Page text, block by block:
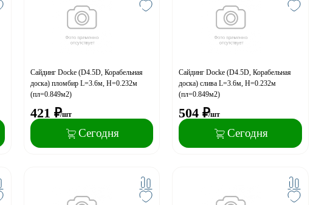
Сайдинг Docke (D4.5D, Корабельная
доска) пломбир L=3.6м, H=0.232м
(пл=0.849м2)
421 ₽/шт
Сегодня
Сайдинг Docke (D4.5D, Корабельная
доска) слива L=3.6м, H=0.232м
(пл=0.849м2)
504 ₽/шт
Сегодня